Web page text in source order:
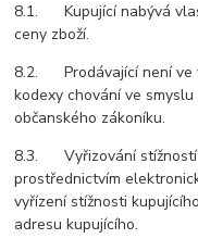
8.1. Kupující nabývá
ceny zboží.
8.2. Prodávající není ve
kodexy chování ve
občanského zákoníku.
8.3. Vyřizování stížností
prostřednictvím
vyřízení stížnosti
adresu kupujícího.